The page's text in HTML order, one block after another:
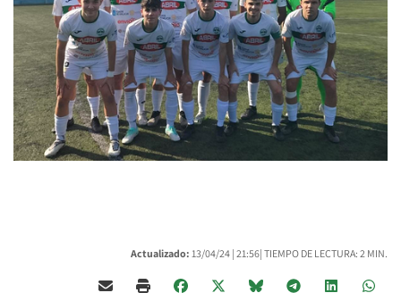
Actualizado: 13/04/24 | 21:56| TIEMPO DE LECTURA: 2 MIN.